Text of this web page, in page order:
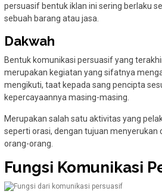
persuasif bentuk iklan ini sering berlaku
sebuah barang atau jasa.
Dakwah
Bentuk komunikasi persuasif yang
merupakan kegiatan yang sifatnya
mengikuti, taat kepada sang pencipta
kepercayaannya masing-masing.
Merupakan salah satu aktivitas yang
seperti orasi, dengan tujuan menyerukan
orang-orang.
Fungsi Komunikasi